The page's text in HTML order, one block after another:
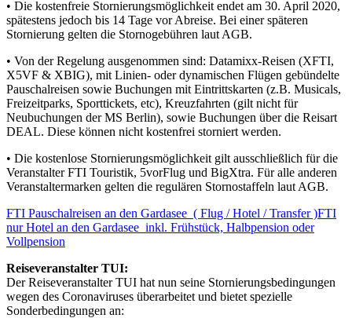
• Die kostenfreie Stornierungsmöglichkeit endet am 30. April 2020,
spätestens jedoch bis 14 Tage vor Abreise. Bei einer späteren
Stornierung gelten die Stornogebühren laut AGB.
• Von der Regelung ausgenommen sind: Datamixx-Reisen (XFTI,
X5VF & XBIG), mit Linien- oder dynamischen Flügen gebündelte
Pauschalreisen sowie Buchungen mit Eintrittskarten (z.B. Musicals,
Freizeitparks, Sporttickets, etc), Kreuzfahrten (gilt nicht für
Neubuchungen der MS Berlin), sowie Buchungen über die Reisart
DEAL. Diese können nicht kostenfrei storniert werden.
• Die kostenlose Stornierungsmöglichkeit gilt ausschließlich für die
Veranstalter FTI Touristik, 5vorFlug und BigXtra. Für alle anderen
Veranstaltermarken gelten die regulären Stornostaffeln laut AGB.
FTI Pauschalreisen an den Gardasee ( Flug / Hotel / Transfer )FTI
nur Hotel an den Gardasee inkl. Frühstück, Halbpension oder
Vollpension
Reiseveranstalter TUI:
Der Reiseveranstalter TUI hat nun seine Stornierungsbedingungen
wegen des Coronaviruses überarbeitet und bietet spezielle
Sonderbedingungen an: